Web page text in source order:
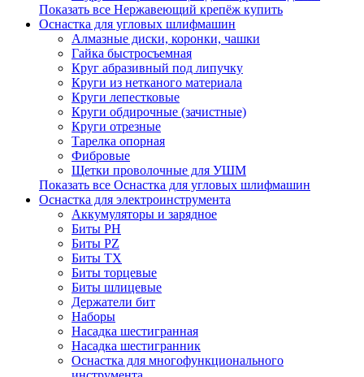
Показать все Нержавеющий крепёж купить
Оснастка для угловых шлифмашин
Алмазные диски, коронки, чашки
Гайка быстросъемная
Круг абразивный под липучку
Круги из нетканого материала
Круги лепестковые
Круги обдирочные (зачистные)
Круги отрезные
Тарелка опорная
Фибровые
Щетки проволочные для УШМ
Показать все Оснастка для угловых шлифмашин
Оснастка для электроинструмента
Аккумуляторы и зарядное
Биты PH
Биты PZ
Биты TX
Биты торцевые
Биты шлицевые
Держатели бит
Наборы
Насадка шестигранная
Насадка шестигранник
Оснастка для многофункционального